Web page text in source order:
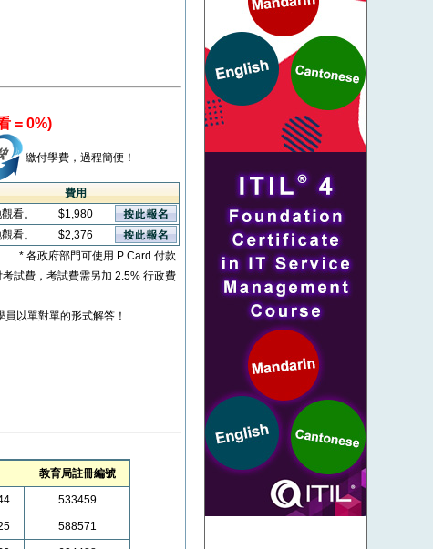
= 0%)
繳付學費，過程簡便！
費用
看。
$1,980
看。
$2,376
* 各政府部門可使用 P Card 付款
試費，考試費需另加 2.5% 行政費
以單對單的形式解答！
教育局註冊編號
533459
588571